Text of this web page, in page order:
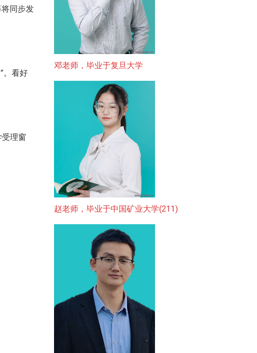
同步发
。看好
理窗
邓老师，毕业于复旦大学
赵老师，毕业于中国矿业大学(211)